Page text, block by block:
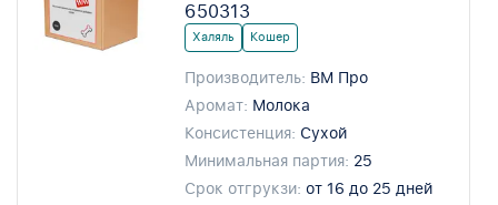
650313
Халяль Кошер
Производитель: ВМ Про
Аромат: Молока
Консистенция: Сухой
Минимальная партия: 25
Срок отгрукзи: от 16 до 25 дней